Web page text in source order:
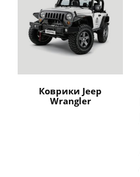
Коврики Jeep
Wrangler